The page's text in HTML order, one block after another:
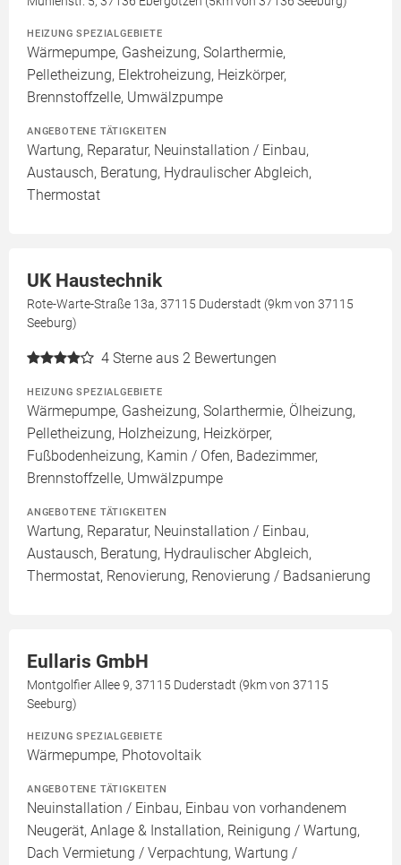
HEIZUNG SPEZIALGEBIETE
Wärmepumpe, Gasheizung, Solarthermie,
Pelletheizung, Elektroheizung, Heizkörper,
Brennstoffzelle, Umwälzpumpe
ANGEBOTENE TÄTIGKEITEN
Wartung, Reparatur, Neuinstallation / Einbau,
Austausch, Beratung, Hydraulischer Abgleich,
Thermostat
UK Haustechnik
Rote-Warte-Straße 13a, 37115 Duderstadt (9km von 37115
Seeburg)
4 Sterne aus 2 Bewertungen
HEIZUNG SPEZIALGEBIETE
Wärmepumpe, Gasheizung, Solarthermie, Ölheizung,
Pelletheizung, Holzheizung, Heizkörper,
Fußbodenheizung, Kamin / Ofen, Badezimmer,
Brennstoffzelle, Umwälzpumpe
ANGEBOTENE TÄTIGKEITEN
Wartung, Reparatur, Neuinstallation / Einbau,
Austausch, Beratung, Hydraulischer Abgleich,
Thermostat, Renovierung, Renovierung / Badsanierung
Eullaris GmbH
Montgolfier Allee 9, 37115 Duderstadt (9km von 37115
Seeburg)
HEIZUNG SPEZIALGEBIETE
Wärmepumpe, Photovoltaik
ANGEBOTENE TÄTIGKEITEN
Neuinstallation / Einbau, Einbau von vorhandenem
Neugerät, Anlage & Installation, Reinigung / Wartung,
Dach Vermietung / Verpachtung, Wartung /